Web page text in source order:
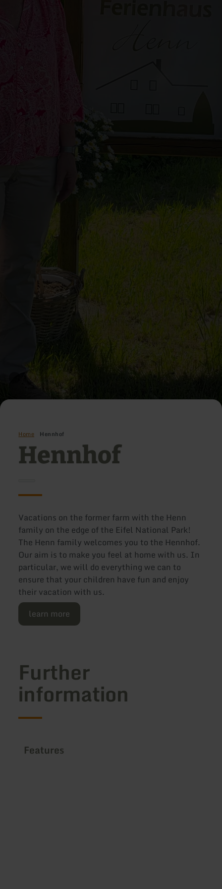
Home Hennhof
Hennhof
Vacations on the former farm with the Henn
family on the edge of the Eifel National Park!
The Henn family welcomes you to the Hennhof.
Our aim is to make you feel at home with us. In
particular, we will do everything we can to
ensure that your children have fun and enjoy
their vacation with us.
learn more
Further
information
Features